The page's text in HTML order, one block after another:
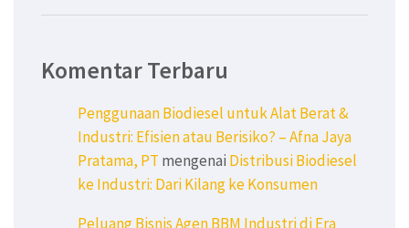
Komentar Terbaru
Penggunaan Biodiesel untuk Alat Berat &
Industri: Efisien atau Berisiko? – Afna Jaya
Pratama, PT mengenai Distribusi Biodiesel
ke Industri: Dari Kilang ke Konsumen
Peluang Bisnis Agen BBM Industri di Era